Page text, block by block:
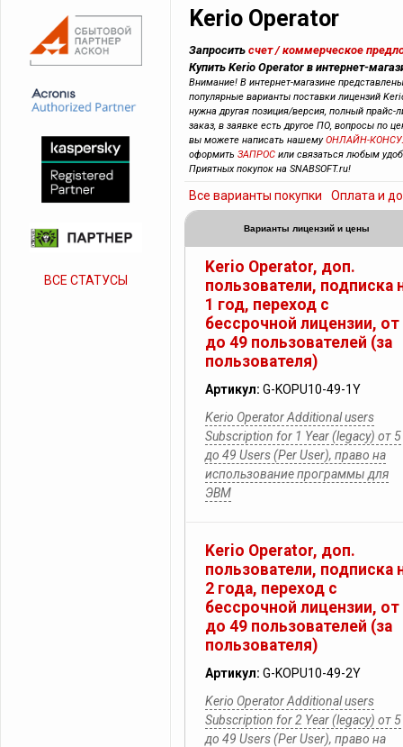
Kerio Operator
Запросить счет / коммерческое
Купить Kerio Operator в интернет-
Внимание! В интернет-магазине
популярные варианты поставки лицензий
нужна другая позиция/версия, полный прайс-
заказ, в заявке есть другое ПО, вопросы по
вы можете написать нашемуОНЛАЙН-
оформить ЗАПРОС или связаться любым
Приятных покупок на SNABSOFT.ru!
Все варианты покупки Оплата и
Варианты лицензий и цены
Kerio Operator, доп.
пользователи, подписка
1 год, переход с
бессрочной лицензии, от
до 49 пользователей (за
пользователя)
Артикул: G-KOPU10-49-1Y
Kerio Operator Additional users
Subscription for 1 Year (legacy) от 5
до 49 Users (Per User), право на
использование программы для
ЭВМ
Kerio Operator, доп.
пользователи, подписка
2 года, переход с
бессрочной лицензии, от
до 49 пользователей (за
пользователя)
Артикул: G-KOPU10-49-2Y
Kerio Operator Additional users
Subscription for 2 Year (legacy) от 5
до 49 Users (Per User), право на
ВСЕ СТАТУСЫ